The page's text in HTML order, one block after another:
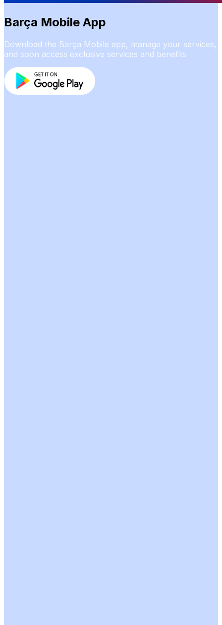
Barça Mobile App
Download the Barça Mobile app, manage your services,
and soon access exclusive services and benefits